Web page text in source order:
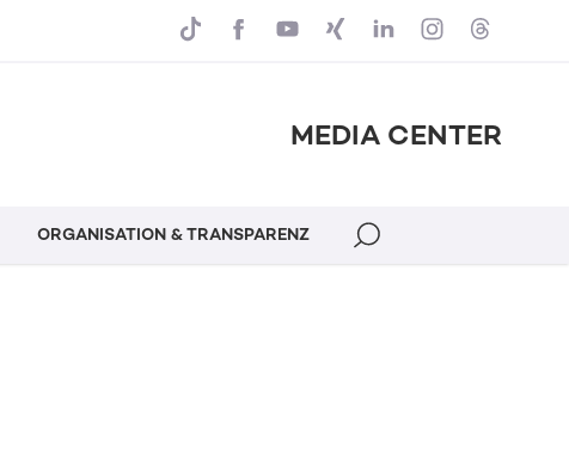
MEDIA CENTER
ORGANISATION & TRANSPARENZ